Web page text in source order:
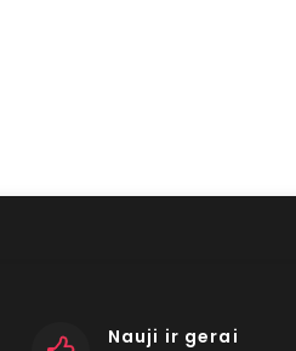
Nauji ir gerai